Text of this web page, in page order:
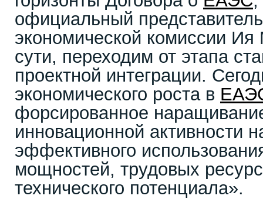
официальный
экономической комиссии
сути, переходим от этапа
проектной интеграции.
экономического роста в
форсированное
инновационной активности
эффективного
мощностей, трудовых
технического потенциала».